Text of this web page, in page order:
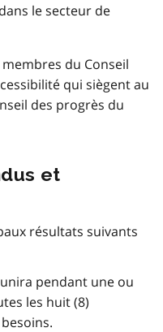
le secteur de
du Conseil
qui siègent au
des progrès du
et
résultats suivants
pendant une ou
les huit (8)